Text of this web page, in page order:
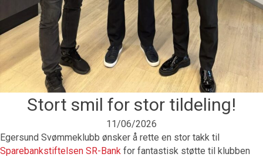
Stort smil for stor tildeling!
11/06/2026
Egersund Svømmeklubb ønsker å rette en stor takk til
Sparebankstiftelsen SR-Bank for fantastisk støtte til klubben